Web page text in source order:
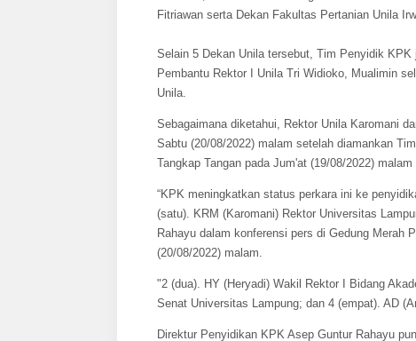
Fitriawan serta Dekan Fakultas Pertanian Unila
Selain 5 Dekan Unila tersebut, Tim Penyidik
Pembantu Rektor I Unila Tri Widioko, Mualimin
Unila.
Sebagaimana diketahui, Rektor Unila Karomani
Sabtu (20/08/2022) malam setelah diamankan
Tangkap Tangan pada Jum'at (19/08/2022)
“KPK meningkatkan status perkara ini ke
(satu). KRM (Karomani) Rektor Universitas
Rahayu dalam konferensi pers di Gedung Merah
(20/08/2022) malam.
"2 (dua). HY (Heryadi) Wakil Rektor I Bidang
Senat Universitas Lampung; dan 4 (empat). AD
Direktur Penyidikan KPK Asep Guntur Rahayu